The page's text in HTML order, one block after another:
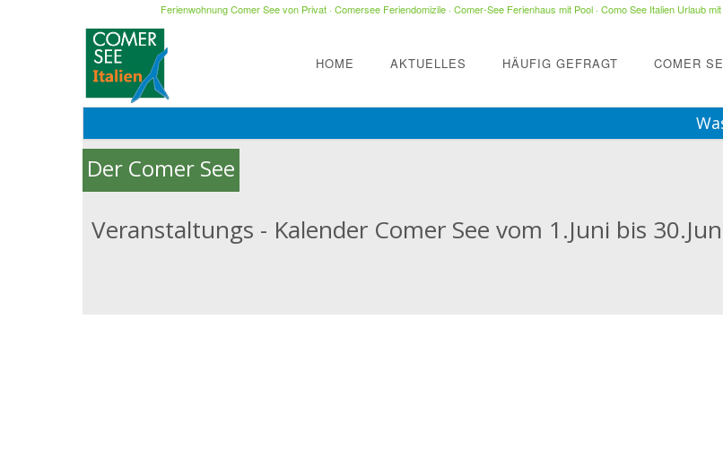
Ferienwohnung Comer See von Privat· Comersee Feriendomizile· Comer-See Ferienhaus mit Pool· Como See Italien Urlaub
HOME AKTUELLES HÄUFIG GEFRAGT COMER
Der Comer See
Veranstaltungs - Kalender Comer See vom 1.Juni bis